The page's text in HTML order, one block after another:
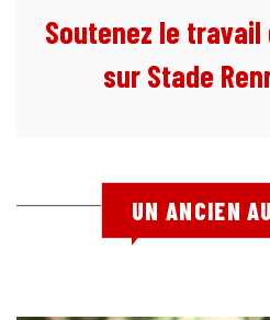
Soutenez le
sur Stade
UN ANCIEN